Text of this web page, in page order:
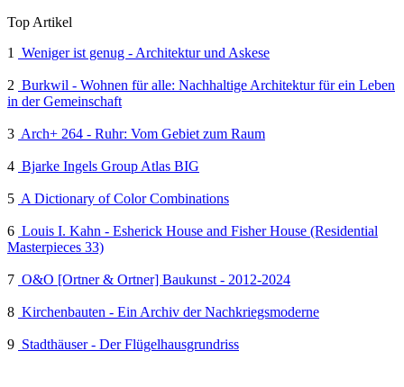
Top Artikel
1
Weniger ist genug - Architektur und Askese
2 Burkwil - Wohnen für alle: Nachhaltige Architektur für ein Leben
in der Gemeinschaft
3 Arch+ 264 - Ruhr: Vom Gebiet zum Raum
4 Bjarke Ingels Group Atlas BIG
5 A Dictionary of Color Combinations
6 Louis I. Kahn - Esherick House and Fisher House (Residential
Masterpieces 33)
7 O&O [Ortner & Ortner] Baukunst - 2012-2024
8 Kirchenbauten - Ein Archiv der Nachkriegsmoderne
9 Stadthäuser - Der Flügelhausgrundriss